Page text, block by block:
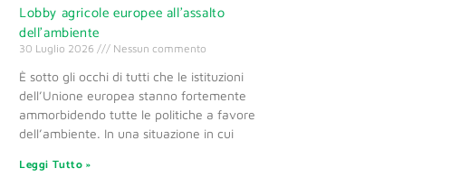
Lobby agricole europee all’assalto
dell’ambiente
30 Luglio 2026 Nessun commento
È sotto gli occhi di tutti che le istituzioni
dell’Unione europea stanno fortemente
ammorbidendo tutte le politiche a favore
dell’ambiente. In una situazione in cui
Leggi Tutto »